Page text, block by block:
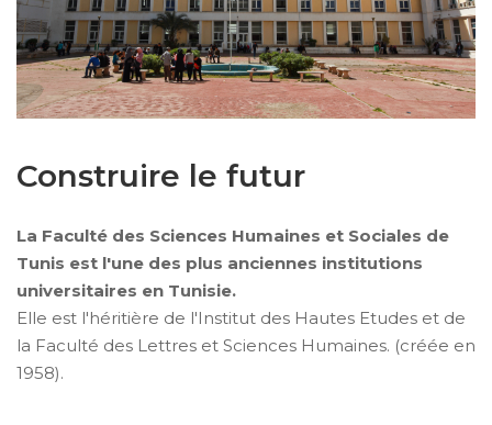
Construire le futur
La Faculté des Sciences Humaines et Sociales de
Tunis est l'une des plus anciennes institutions
universitaires en Tunisie.
Elle est l'héritière de l'Institut des Hautes Etudes et de
la Faculté des Lettres et Sciences Humaines. (créée en
1958).